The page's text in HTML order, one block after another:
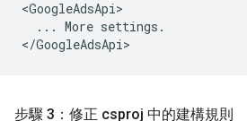
... More settings.
步驟 3：修正 csproj 中的建構規則